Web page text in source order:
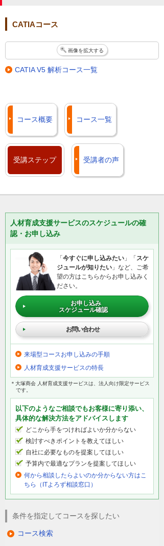
CATIAコース
画像を拡大する
CATIA V5 解析コース一覧
コース概要 コース一覧
受講ステップ 受講者の声
人材育成支援サービスのスケジュールの確
認・お申し込み
「今すぐに申し込みたい 」「スケ
ジュールが知りたい 」など、ご希
望の方はこちらからお申し込みく
ださい。
お申し込み
スケジュール確認
お問い合わせ
来場型コースお申し込みの手順
人材育成支援サービスの特長
＊大塚商会 人材育成支援サービスは、法人向け限定サービス
です。
以下のようなご相談でもお客様に寄り添い、
具体的な解決方法をアドバイスします
どこから手をつければよいか分からない
検討すべきポイントを教えてほしい
自社に必要なものを提案してほしい
予算内で最適なプランを提案してほしい
何から相談したらよいのか分からない方はこ
ちら（ITよろず相談窓口）
条件を指定してコースを探したい
コース検索